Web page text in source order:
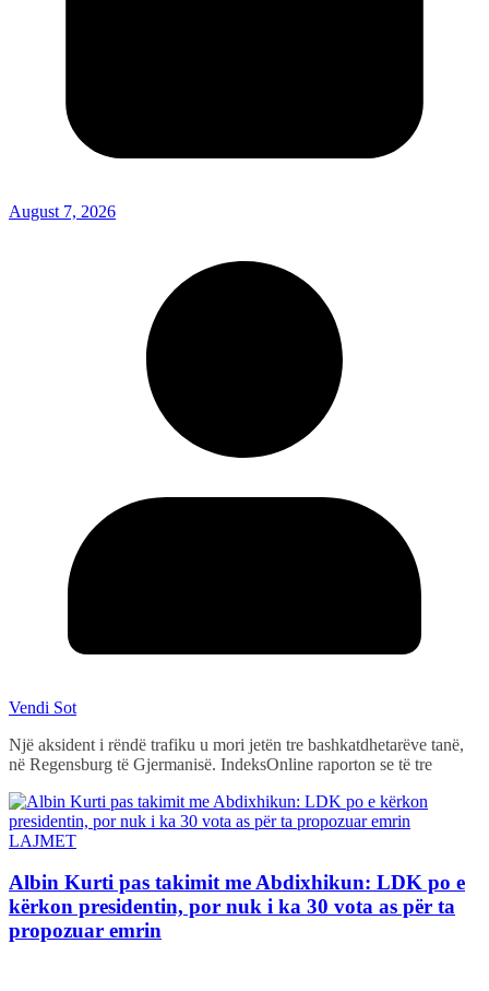
August 7, 2026
Vendi Sot
Një aksident i rëndë trafiku u mori jetën tre bashkatdhetarëve tanë,
në Regensburg të Gjermanisë. IndeksOnline raporton se të tre
LAJMET
Albin Kurti pas takimit me Abdixhikun: LDK po e
kërkon presidentin, por nuk i ka 30 vota as për ta
propozuar emrin